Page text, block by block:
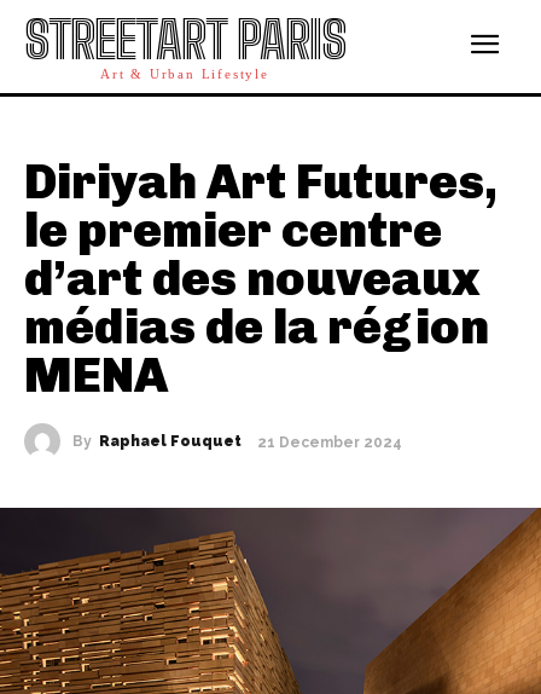
STREETART PARIS
Art & Urban Lifestyle
Diriyah Art Futures,
le premier centre
d’art des nouveaux
médias de la région
MENA
By Raphael Fouquet 21 December 2024